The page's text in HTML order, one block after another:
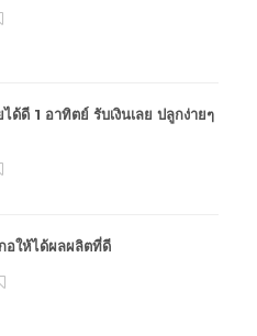
ด้ดี 1 อาทิตย์ รับเงินเลย ปลูกง่ายๆ
อให้ได้ผลผลิตที่ดี